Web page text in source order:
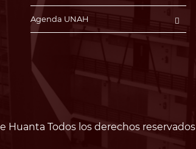
Agenda UNAH
Todos los derechos reservados